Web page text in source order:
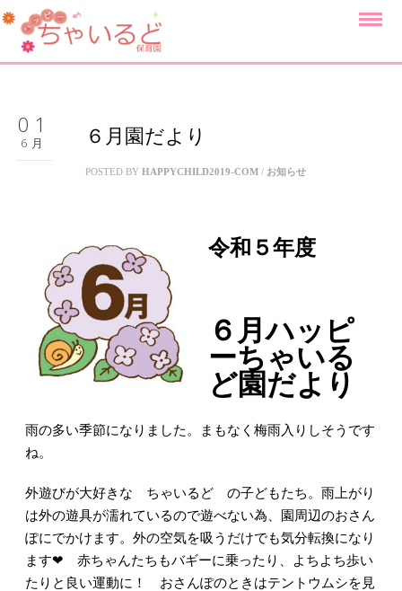
01
6月 ６月園だより
POSTED BY HAPPYCHILD2019-COM/ お知らせ
令和５年度
６月ハッピ
ーちゃいる
ど園だより
雨の多い季節になりました。まもなく梅雨入りしそうです
ね。
外遊びが大好きな ちゃいるど の子どもたち。雨上がり
は外の遊具が濡れているので遊べない為、園周辺のおさん
ぽにでかけます。外の空気を吸うだけでも気分転換になり
ます❤ 赤ちゃんたちもバギーに乗ったり、よちよち歩い
たりと良い運動に！ おさんぽのときはテントウムシを見